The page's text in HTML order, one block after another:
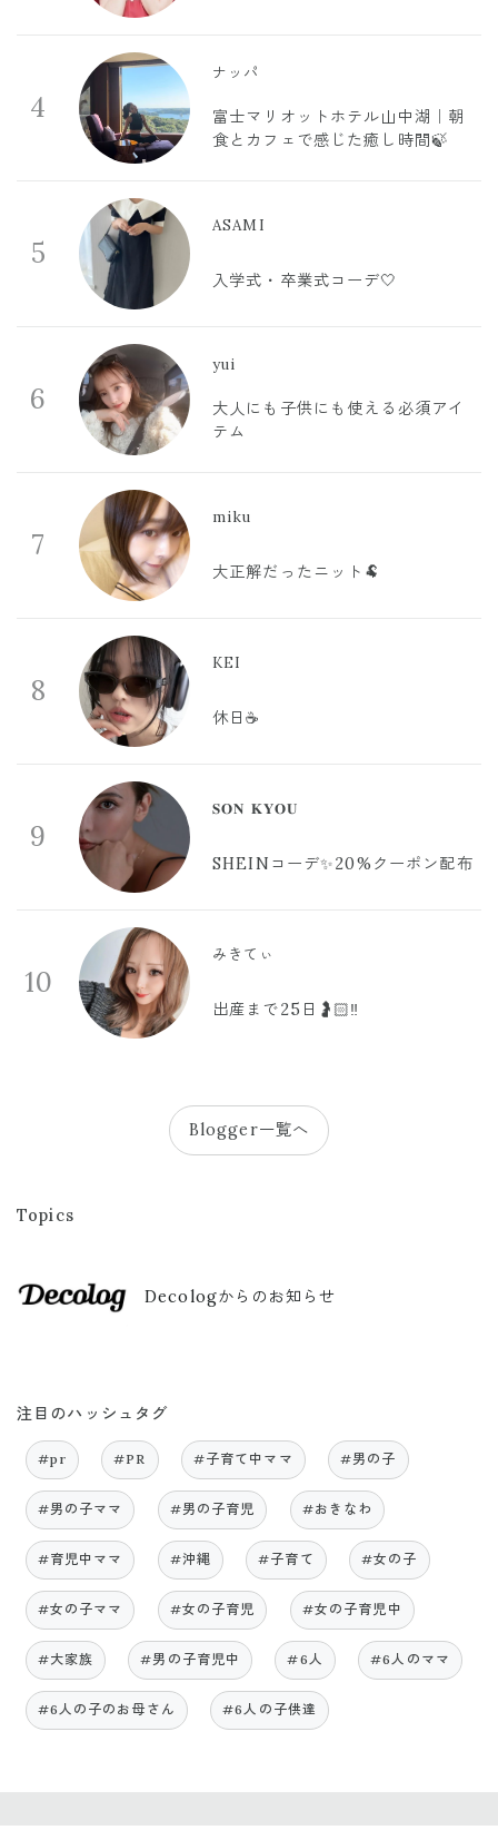
4
ナッパ
富士マリオットホテル山中湖｜朝
食とカフェで感じた癒し時間🍃
5
ASAMI
入学式・卒業式コーデ🤍
6
yui
大人にも子供にも使える必須アイ
テム
7
miku
大正解だったニット🐏
8
KEI
休日☕️
9
𝐒𝐎𝐍 𝐊𝐘𝐎𝐔
SHEINコーデ✨20%クーポン配布
10
みきてぃ
出産まで25日🤰🏻‼️
Blogger一覧へ
Topics
Decologからのお知らせ
注目のハッシュタグ
#pr #PR #子育て中ママ #男の子
#男の子ママ #男の子育児 #おきなわ
#育児中ママ #沖縄 #子育て #女の子
#女の子ママ #女の子育児 #女の子育児中
#大家族 #男の子育児中 #6人 #6人のママ
#6人の子のお母さん #6人の子供達